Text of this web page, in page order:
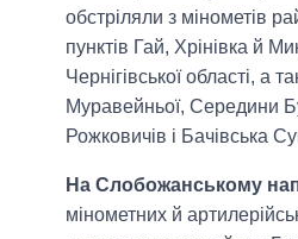
обстріляли з мінометів
пунктів Гай, Хрінівка й
Чернігівської області, а
Муравейньої, Середини
Рожковичів і Бачівська
На Слобожанському
мінометних й